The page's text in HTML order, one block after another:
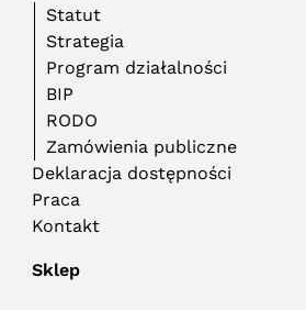
Statut
Strategia
Program działalności
BIP
RODO
Zamówienia publiczne
Deklaracja dostępności
Praca
Kontakt
Sklep